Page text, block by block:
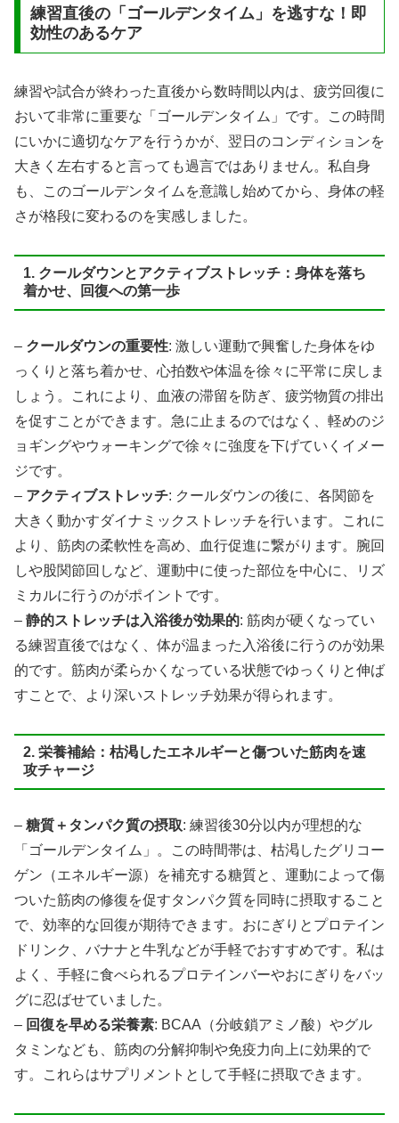
練習直後の「ゴールデンタイム」を逃すな！即
効性のあるケア
練習や試合が終わった直後から数時間以内は、疲労回復に
おいて非常に重要な「ゴールデンタイム」です。この時間
にいかに適切なケアを行うかが、翌日のコンディションを
大きく左右すると言っても過言ではありません。私自身
も、このゴールデンタイムを意識し始めてから、身体の軽
さが格段に変わるのを実感しました。
1. クールダウンとアクティブストレッチ：身体を落ち
着かせ、回復への第一歩
– クールダウンの重要性: 激しい運動で興奮した身体をゆ
っくりと落ち着かせ、心拍数や体温を徐々に平常に戻しま
しょう。これにより、血液の滞留を防ぎ、疲労物質の排出
を促すことができます。急に止まるのではなく、軽めのジ
ョギングやウォーキングで徐々に強度を下げていくイメー
ジです。
– アクティブストレッチ: クールダウンの後に、各関節を
大きく動かすダイナミックストレッチを行います。これに
より、筋肉の柔軟性を高め、血行促進に繋がります。腕回
しや股関節回しなど、運動中に使った部位を中心に、リズ
ミカルに行うのがポイントです。
– 静的ストレッチは入浴後が効果的: 筋肉が硬くなってい
る練習直後ではなく、体が温まった入浴後に行うのが効果
的です。筋肉が柔らかくなっている状態でゆっくりと伸ば
すことで、より深いストレッチ効果が得られます。
2. 栄養補給：枯渇したエネルギーと傷ついた筋肉を速
攻チャージ
– 糖質＋タンパク質の摂取: 練習後30分以内が理想的な
「ゴールデンタイム」。この時間帯は、枯渇したグリコー
ゲン（エネルギー源）を補充する糖質と、運動によって傷
ついた筋肉の修復を促すタンパク質を同時に摂取すること
で、効率的な回復が期待できます。おにぎりとプロテイン
ドリンク、バナナと牛乳などが手軽でおすすめです。私は
よく、手軽に食べられるプロテインバーやおにぎりをバッ
グに忍ばせていました。
– 回復を早める栄養素: BCAA（分岐鎖アミノ酸）やグル
タミンなども、筋肉の分解抑制や免疫力向上に効果的で
す。これらはサプリメントとして手軽に摂取できます。